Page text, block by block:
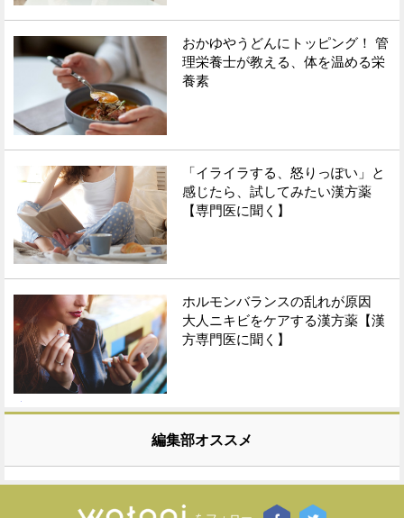
おかゆやうどんにトッピング！ 管
理栄養士が教える、体を温める栄
養素
「イライラする、怒りっぽい」と
感じたら、試してみたい漢方薬
【専門医に聞く】
ホルモンバランスの乱れが原因
大人ニキビをケアする漢方薬【漢
方専門医に聞く】
編集部オススメ